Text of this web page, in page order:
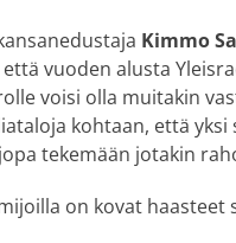
Kimmo
että vuoden alusta
voisi olla muitakin
kohtaan, että
tekemään jotakin
on kovat haasteet